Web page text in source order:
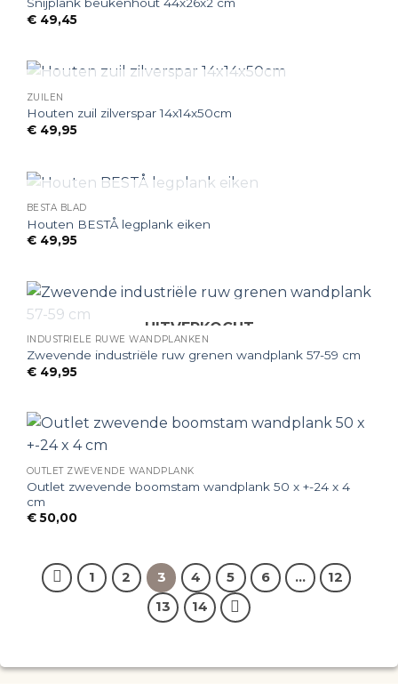
Snijplank beukenhout 44x26x2 cm
€49,45
ZUILEN
Houten zuil zilverspar 14x14x50cm
€49,95
BESTA BLAD
Houten BESTÅ legplank eiken
€49,95
UITVERKOCHT
INDUSTRIËLE RUWE WANDPLANKEN
Zwevende industriële ruw grenen wandplank 57-59 cm
€49,95
OUTLET ZWEVENDE WANDPLANK
Outlet zwevende boomstam wandplank 50 x +-24 x 4
cm
€50,00
1 2 3 4 5 6 …
12
13
14